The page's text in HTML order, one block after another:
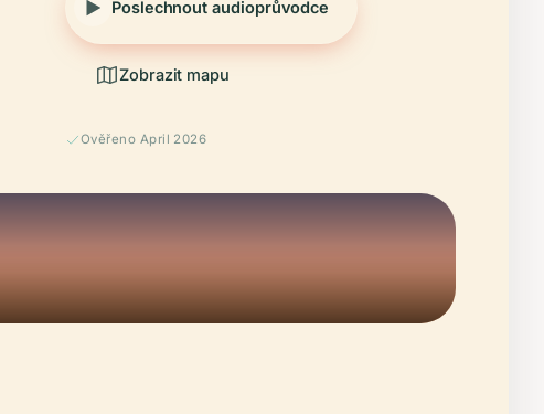
Poslechnout audioprůvodce
Zobrazit mapu
Ověřeno April 2026